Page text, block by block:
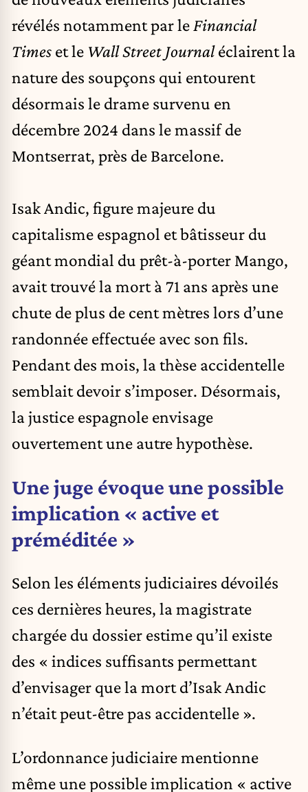
révélés notamment par le Financial
Times et le Wall Street Journaléclairent la
nature des soupçons qui entourent
désormais le drame survenu en
décembre 2024 dans le massif de
Montserrat, près de Barcelone.
Isak Andic, figure majeure du
capitalisme espagnol et bâtisseur du
géant mondial du prêt-à-porter Mango,
avait trouvé la mort à 71 ans après une
chute de plus de cent mètres lors d’une
randonnée effectuée avec son fils.
Pendant des mois, la thèse accidentelle
semblait devoir s’imposer. Désormais,
la justice espagnole envisage
ouvertement une autre hypothèse.
Une juge évoque une possible
implication « active et
préméditée »
Selon les éléments judiciaires dévoilés
ces dernières heures, la magistrate
chargée du dossier estime qu’il existe
des « indices suffisants permettant
d’envisager que la mort d’Isak Andic
n’était peut-être pas accidentelle ».
L’ordonnance judiciaire mentionne
même une possible implication « active